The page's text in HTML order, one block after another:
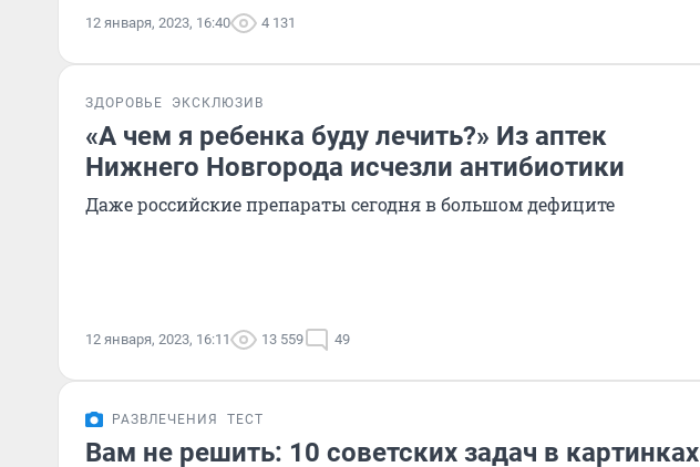
12 января, 2023, 16:40 4 131
ЗДОРОВЬЕ ЭКСКЛЮЗИВ
«А чем я ребенка буду лечить?» Из аптек
Нижнего Новгорода исчезли антибиотики
Даже российские препараты сегодня в большом дефиците
12 января, 2023, 16:11 13 559 49
РАЗВЛЕЧЕНИЯ ТЕСТ
Вам не решить: 10 советских задач в картинках